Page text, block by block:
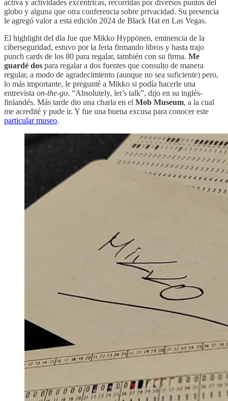
activa y actividades excéntricas, recorridas por diversos puntos del
globo y alguna que otra conferencia sobre privacidad. Su presencia
le agregó valor a esta edición 2024 de Black Hat en Las Vegas.
El highlight del día fue que Mikko Hyppönen, eminencia de la
ciberseguridad, estuvo por la feria firmando libros y hasta trajo
punch cards de los 80 para regalar, también con su firma. Me
guardé dos para regalar a dos fuentes que consulto de manera
regular, a modo de agradecimiento (aunque no sea suficiente) pero,
lo más importante, le pregunté a Mikko si podía hacerle una
entrevista on-the-go. “Absolutely, let’s talk”, dijo en su inglés-
finlandés. Más tarde dio una charla en el Mob Museum, a la cual
me acredité y pude ir. Y fue una buena excusa para conocer este
particular museo.